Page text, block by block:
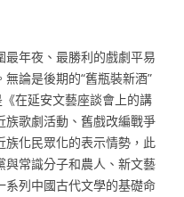
年夜、最勝利的戲劇平易
論是後期的“舊瓶裝新酒”
在延安文藝座談會上的講
族歌劇活動、舊戲改編戰爭
族化民眾化的表示情勢，此
與常識分子和農人、新文藝
系列中國古代文學的基礎命